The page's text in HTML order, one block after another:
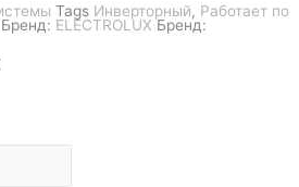
Tags Инверторный, Работает по
Бренд: ELECTROLUX Бренд: